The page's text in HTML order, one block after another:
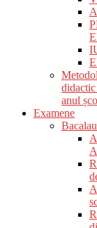
anul
Examene